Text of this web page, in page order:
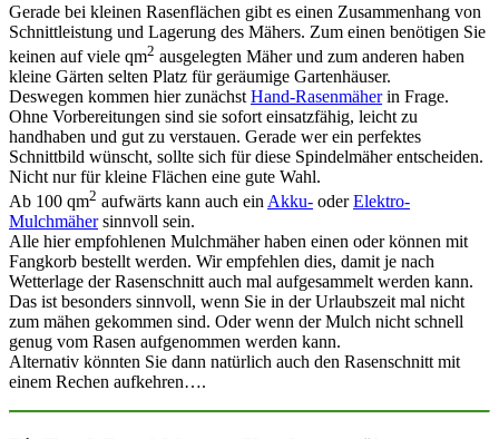
Gerade bei kleinen Rasenflächen gibt es einen Zusammenhang von
Schnittleistung und Lagerung des Mähers. Zum einen benötigen Sie
keinen auf viele qm2 ausgelegten Mäher und zum anderen haben
kleine Gärten selten Platz für geräumige Gartenhäuser.
Deswegen kommen hier zunächst Hand-Rasenmäherin Frage.
Ohne Vorbereitungen sind sie sofort einsatzfähig, leicht zu
handhaben und gut zu verstauen. Gerade wer ein perfektes
Schnittbild wünscht, sollte sich für diese Spindelmäher entscheiden.
Nicht nur für kleine Flächen eine gute Wahl.
Ab 100 qm2 aufwärts kann auch einAkku- oderElektro-
Mulchmähersinnvoll sein.
Alle hier empfohlenen Mulchmäher haben einen oder können mit
Fangkorb bestellt werden. Wir empfehlen dies, damit je nach
Wetterlage der Rasenschnitt auch mal aufgesammelt werden kann.
Das ist besonders sinnvoll, wenn Sie in der Urlaubszeit mal nicht
zum mähen gekommen sind. Oder wenn der Mulch nicht schnell
genug vom Rasen aufgenommen werden kann.
Alternativ könnten Sie dann natürlich auch den Rasenschnitt mit
einem Rechen aufkehren….